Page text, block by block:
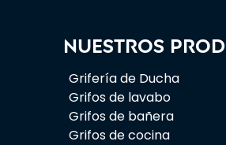
Nuestros
Grifería de Ducha
Grifos de lavabo
Grifos de bañera
Grifos de cocina